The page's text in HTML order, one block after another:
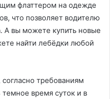
флаттером на одежде
что позволяет водителю
А вы можете купить новые
найти лебёдки любой
требованиям
время суток и в